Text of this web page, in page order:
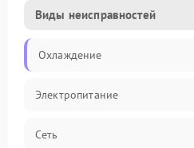
Виды неисправностей
Охлаждение
Электропитание
Сеть